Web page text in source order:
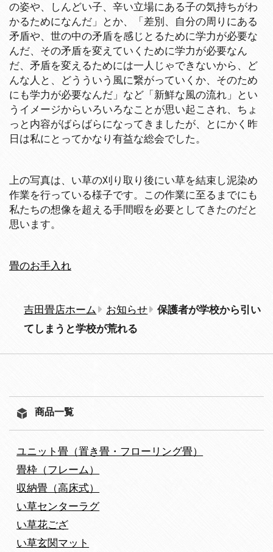
の姿や、しんどい子、辛い立場にある子の気持ちがわ
かるためになんだ」とか、「差別、自分の周りにある
矛盾や、世の中の矛盾を感じとるために学力が必要な
んだ、その矛盾を変えていくために学力が必要なん
だ、矛盾を変えるためには一人じゃできないから、ど
んな人と、どうういう風に繋がっていくか、そのため
にも学力が必要なんだ」など「新鮮な風の流れ」とい
うイメージからいろいろなことが思い起こされ、ちょ
っと内容がばらばらになってきましたが、とにかく昨
日は私にとってかなり有益な総会でした。
上の写真は、い草の刈り取り後にい草を結束し泥染め
作業を行っている様子です。この作業に至るまでにも
私たちの想像を超える手間暇を必要としてきたのだと
思います。
畳のお手入れ
吉田畳店ホーム お知らせ
保護者が学校から引い
てしまうと学校が荒れる
商品一覧
ユニット畳（置き畳・フローリング畳）
畳枠（フレーム）
収納畳（高床式）
い草センターラグ
い草花ござ
い草玄関マット